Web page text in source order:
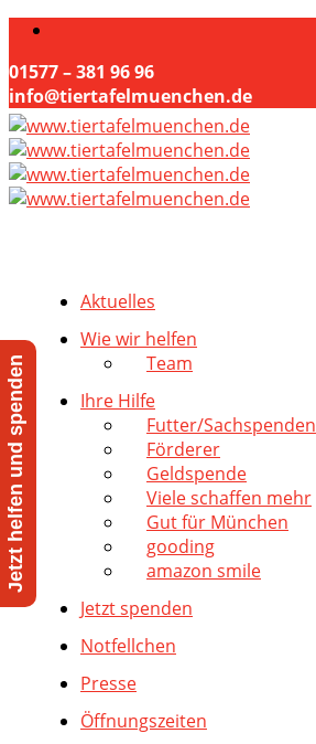
01577 – 381 96 96
info@tiertafelmuenchen.de
Aktuelles
Wie wir helfen
Team
Ihre Hilfe
Futter/Sachspenden
Förderer
Geldspende
Viele schaffen mehr
Gut für München
gooding
amazon smile
Jetzt spenden
Notfellchen
Presse
Öffnungszeiten
Jetzt helfen und spenden